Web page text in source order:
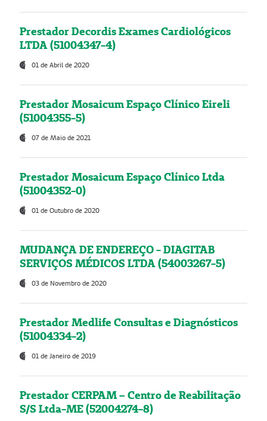
Prestador Decordis Exames Cardiológicos
LTDA (51004347-4)
01 de Abril de 2020
Prestador Mosaicum Espaço Clínico Eireli
(51004355-5)
07 de Maio de 2021
Prestador Mosaicum Espaço Clínico Ltda
(51004352-0)
01 de Outubro de 2020
MUDANÇA DE ENDEREÇO - DIAGITAB
SERVIÇOS MÉDICOS LTDA (54003267-5)
03 de Novembro de 2020
Prestador Medlife Consultas e Diagnósticos
(51004334-2)
01 de Janeiro de 2019
Prestador CERPAM – Centro de Reabilitação
S/S Ltda-ME (52004274-8)